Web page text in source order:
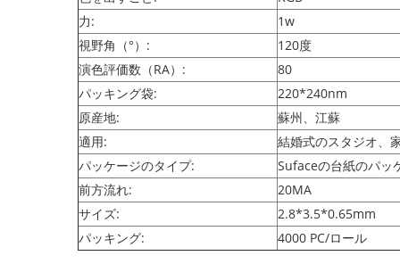
力:
1w
視野角（°）:
120度
演色評価数（RA）:
80
パッキング袋:
220*240nm
原産地:
蘇州、江蘇
適用:
結婚式のスタジオ、
パッケージのタイプ:
Sufaceの台紙のパッ
前方流れ:
20MA
サイズ:
2.8*3.5*0.65mm
パッキング:
4000 PC/ロール